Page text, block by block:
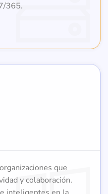
365.
que
y colaboración.